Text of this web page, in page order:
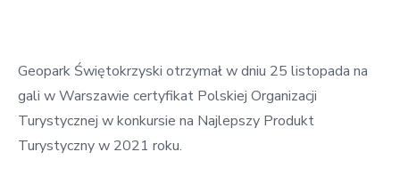
Kowali
Zespół
Placówek
Oświatowych
Geopark Świętokrzyski otrzymał w dniu 25 listopada na
gali w Warszawie certyfikat Polskiej Organizacji
Turystycznej w konkursie na Najlepszy Produkt
Turystyczny w 2021 roku.